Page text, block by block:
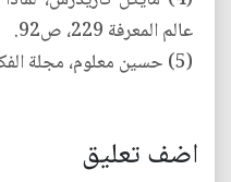
عالم المعرفة 229، ص92.
(5) حسين معلوم، مجلة الفكر العربي ص183 العدد 93.
اضف تعليق